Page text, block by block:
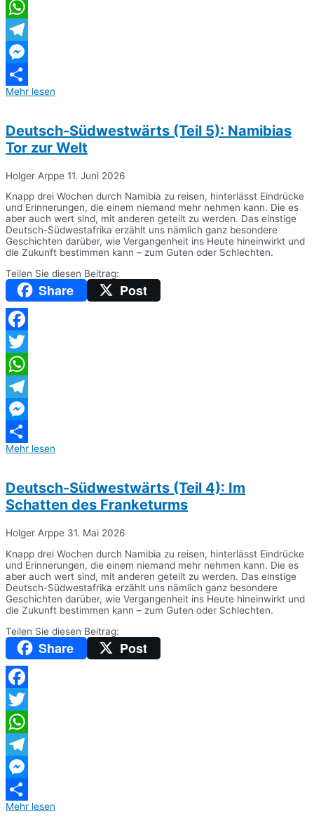
Twitter
WhatsApp
Telegram
Messenger
Teilen
Mehr lesen
Deutsch-Südwestwärts (Teil 5): Namibias
Tor zur Welt
Holger Arppe 11. Juni 2026
Knapp drei Wochen durch Namibia zu reisen, hinterlässt Eindrücke
und Erinnerungen, die einem niemand mehr nehmen kann. Die es
aber auch wert sind, mit anderen geteilt zu werden. Das einstige
Deutsch-Südwestafrika erzählt uns nämlich ganz besondere
Geschichten darüber, wie Vergangenheit ins Heute hineinwirkt und
die Zukunft bestimmen kann – zum Guten oder Schlechten.
Teilen Sie diesen Beitrag:
Share Post
Facebook
Twitter
WhatsApp
Telegram
Messenger
Teilen
Mehr lesen
Deutsch-Südwestwärts (Teil 4): Im
Schatten des Franketurms
Holger Arppe 31. Mai 2026
Knapp drei Wochen durch Namibia zu reisen, hinterlässt Eindrücke
und Erinnerungen, die einem niemand mehr nehmen kann. Die es
aber auch wert sind, mit anderen geteilt zu werden. Das einstige
Deutsch-Südwestafrika erzählt uns nämlich ganz besondere
Geschichten darüber, wie Vergangenheit ins Heute hineinwirkt und
die Zukunft bestimmen kann – zum Guten oder Schlechten.
Teilen Sie diesen Beitrag:
Share Post
Facebook
Twitter
WhatsApp
Telegram
Messenger
Teilen
Mehr lesen